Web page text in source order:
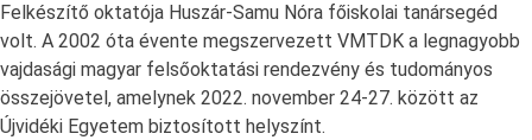
Felkészítő oktatója Huszár-Samu Nóra főiskolai tanársegéd
volt. A 2002 óta évente megszervezett VMTDK a legnagyobb
vajdasági magyar felsőoktatási rendezvény és tudományos
összejövetel, amelynek 2022. november 24-27. között az
Újvidéki Egyetem biztosított helyszínt.